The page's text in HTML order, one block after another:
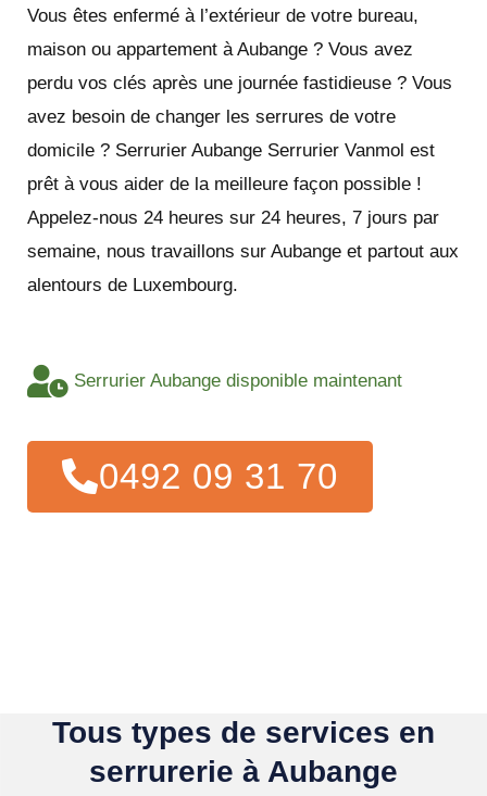
Vous êtes enfermé à l’extérieur de votre bureau,
maison ou appartement à Aubange ? Vous avez
perdu vos clés après une journée fastidieuse ? Vous
avez besoin de changer les serrures de votre
domicile ? Serrurier Aubange Serrurier Vanmol est
prêt à vous aider de la meilleure façon possible !
Appelez-nous 24 heures sur 24 heures, 7 jours par
semaine, nous travaillons sur Aubange et partout aux
alentours de Luxembourg.
Serrurier Aubange disponible maintenant
0492 09 31 70
Tous types de services en
serrurerie à Aubange